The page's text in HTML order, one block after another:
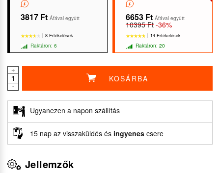
3817 Ft Áfával együtt
8 Ertékelések
Raktáron: 6
6653 Ft Áfával együtt
10395 Ft -36%
14 Ertékelések
Raktáron: 20
+
-
KOSÁRBA
Ugyanezen a napon szállítás
15 nap az visszaküldés és ingyenes csere
Jellemzők